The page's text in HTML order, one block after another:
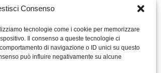
Consenso
tecnologie come i cookie per memorizzare
Il consenso a queste tecnologie ci
di navigazione o ID unici su questo
può influire negativamente su alcune